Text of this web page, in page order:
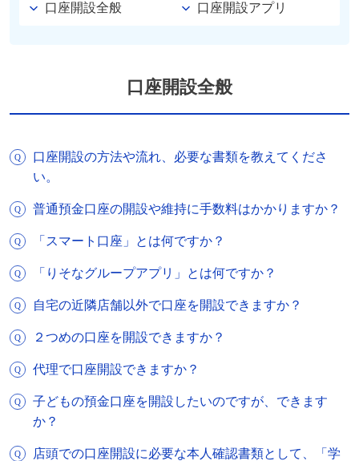
口座開設全般 口座開設アプリ
口座開設全般
口座開設の方法や流れ、必要な書類を教えてくださ
い。
普通預金口座の開設や維持に手数料はかかりますか？
「スマート口座」とは何ですか？
「りそなグループアプリ」とは何ですか？
自宅の近隣店舗以外で口座を開設できますか？
２つめの口座を開設できますか？
代理で口座開設できますか？
子どもの預金口座を開設したいのですが、できます
か？
店頭での口座開設に必要な本人確認書類として、「学